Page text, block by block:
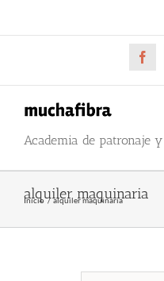
al
Academia de patronaje
alquiler maquinaria
Inicio alquiler maquinaria